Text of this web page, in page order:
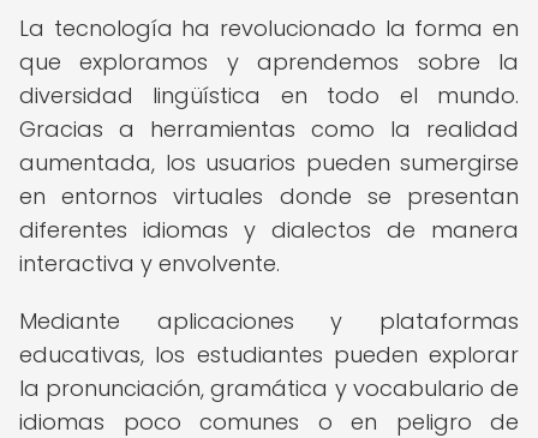
La tecnología ha revolucionado la forma en
que exploramos y aprendemos sobre la
diversidad lingüística en todo el mundo.
Gracias a herramientas como la realidad
aumentada, los usuarios pueden sumergirse
en entornos virtuales donde se presentan
diferentes idiomas y dialectos de manera
interactiva y envolvente.
Mediante aplicaciones y plataformas
educativas, los estudiantes pueden explorar
la pronunciación, gramática y vocabulario de
idiomas poco comunes o en peligro de